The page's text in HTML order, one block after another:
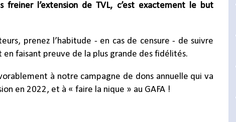
freiner l’extension de TVL, c’est exactement le but
prenez l’habitude - en cas de censure - de suivre
faisant preuve de la plus grande des fidélités.
à notre campagne de dons annuelle qui va
en 2022, et à « faire la nique » au GAFA !